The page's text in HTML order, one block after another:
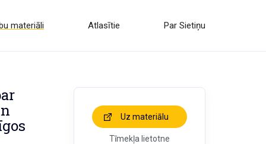
materiāli Atlasītie Par Sietiņu
Uz materiālu
Tīmekļa lietotne